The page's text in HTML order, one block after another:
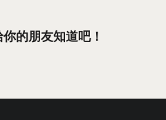
的朋友知道吧！